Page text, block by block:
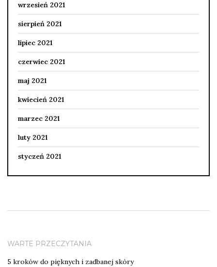
wrzesień 2021
sierpień 2021
lipiec 2021
czerwiec 2021
maj 2021
kwiecień 2021
marzec 2021
luty 2021
styczeń 2021
WARTE PRZECZYTANIA
5 kroków do pięknych i zadbanej skóry